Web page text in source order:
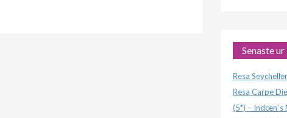
Senaste
Resa
Resa Carpe
(5*) –